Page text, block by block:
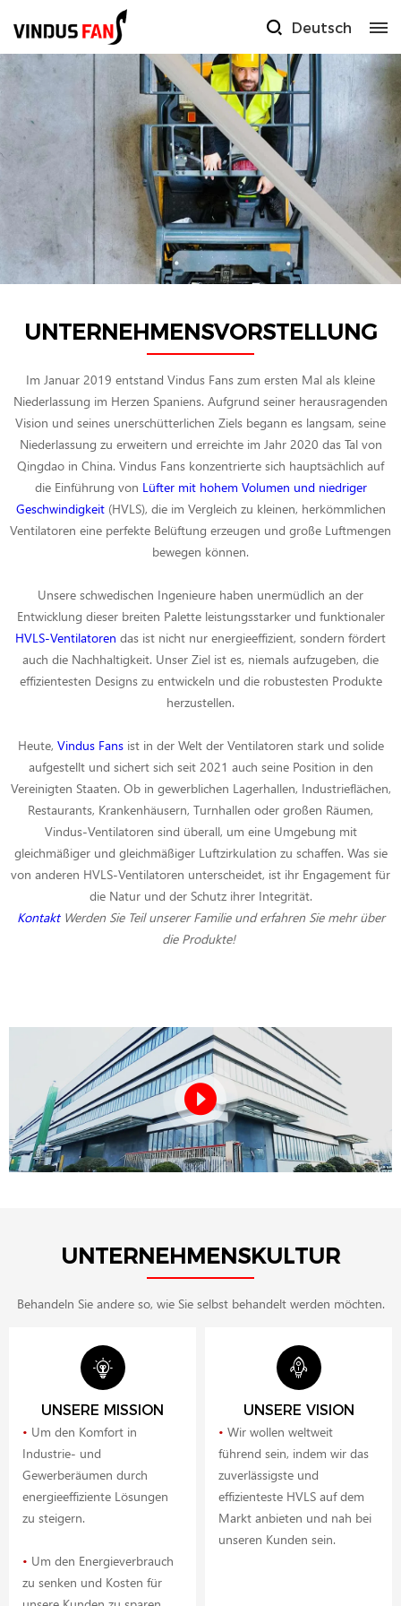
Deutsch
UNTERNEHMENSVORSTELLUNG
Im Januar 2019 entstand Vindus Fans zum ersten Mal als kleine
Niederlassung im Herzen Spaniens. Aufgrund seiner herausragenden
Vision und seines unerschütterlichen Ziels begann es langsam, seine
Niederlassung zu erweitern und erreichte im Jahr 2020 das Tal von
Qingdao in China. Vindus Fans konzentrierte sich hauptsächlich auf
die Einführung von Lüfter mit hohem Volumen und niedriger
Geschwindigkeit(HVLS), die im Vergleich zu kleinen, herkömmlichen
Ventilatoren eine perfekte Belüftung erzeugen und große Luftmengen
bewegen können.
Unsere schwedischen Ingenieure haben unermüdlich an der
Entwicklung dieser breiten Palette leistungsstarker und funktionaler
HVLS-Ventilatoren das ist nicht nur energieeffizient, sondern fördert
auch die Nachhaltigkeit. Unser Ziel ist es, niemals aufzugeben, die
effizientesten Designs zu entwickeln und die robustesten Produkte
herzustellen.
Heute, Vindus Fansist in der Welt der Ventilatoren stark und solide
aufgestellt und sichert sich seit 2021 auch seine Position in den
Vereinigten Staaten. Ob in gewerblichen Lagerhallen, Industrieflächen,
Restaurants, Krankenhäusern, Turnhallen oder großen Räumen,
Vindus-Ventilatoren sind überall, um eine Umgebung mit
gleichmäßiger und gleichmäßiger Luftzirkulation zu schaffen. Was sie
von anderen HVLS-Ventilatoren unterscheidet, ist ihr Engagement für
die Natur und der Schutz ihrer Integrität.
Kontakt Werden Sie Teil unserer Familie und erfahren Sie mehr über
die Produkte!
UNTERNEHMENSKULTUR
Behandeln Sie andere so, wie Sie selbst behandelt werden möchten.
UNSERE MISSION
• Um den Komfort in
Industrie- und
Gewerberäumen durch
energieeffiziente Lösungen
zu steigern.
• Um den Energieverbrauch
zu senken und Kosten für
UNSERE VISION
• Wir wollen weltweit
führend sein, indem wir das
zuverlässigste und
effizienteste HVLS auf dem
Markt anbieten und nah bei
unseren Kunden sein.